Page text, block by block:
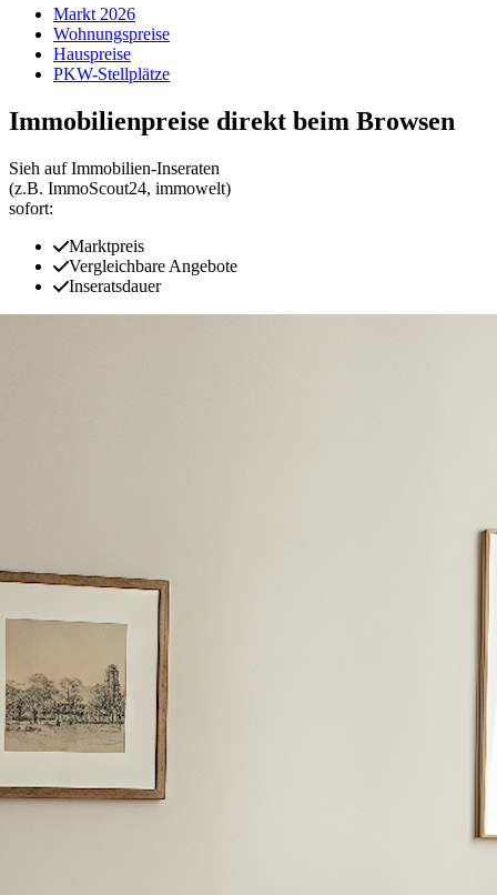
Markt 2026
Wohnungspreise
Hauspreise
PKW-Stellplätze
Immobilienpreise direkt beim Browsen
Sieh auf Immobilien‑Inseraten
(z.B. ImmoScout24, immowelt)
sofort:
Marktpreis
Vergleichbare Angebote
Inseratsdauer